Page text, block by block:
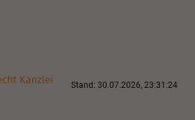
Stand: 30.07.2026, 23:31:24